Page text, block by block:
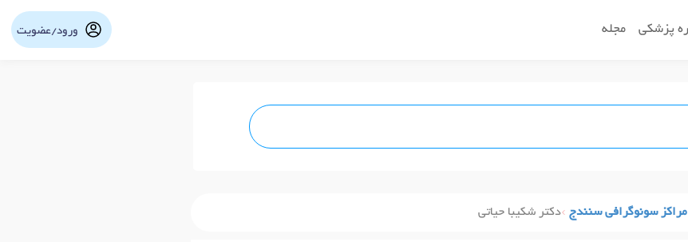
پزشکی مجله ورود/عضویت
مراکز سونوگرافی سنندج دکتر شکیبا حیاتی